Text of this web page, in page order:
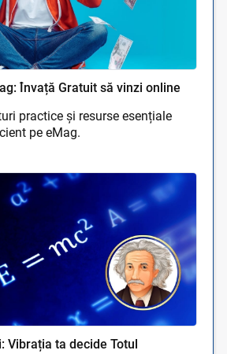
Învață Gratuit să vinzi online
practice și resurse esențiale
pe eMag.
Vibrația ta decide Totul